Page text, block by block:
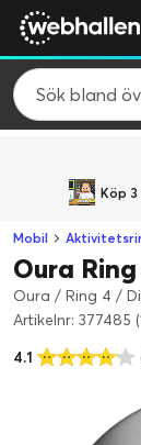
Köp
Mobil
Oura
Oura / Ring 4 /
Artikelnr: 377485
4.1